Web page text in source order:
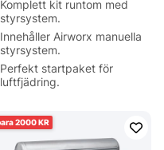
Komplett kit runtom med
styrsystem.
Innehåller Airworx manuella
styrsystem.
Perfekt startpaket för
luftfjädring.
2000